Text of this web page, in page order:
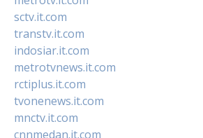
sctv.it.com
transtv.it.com
indosiar.it.com
metrotvnews.it.com
rctiplus.it.com
tvonenews.it.com
mnctv.it.com
cnnmedan.it.com